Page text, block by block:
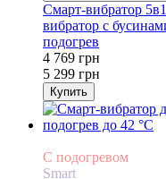
Смарт-вибратор
вибратор с
подогрев
4 769 грн
5 299 грн
Купить
С подогревом
Smart